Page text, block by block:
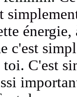
c'est
toi. C'est